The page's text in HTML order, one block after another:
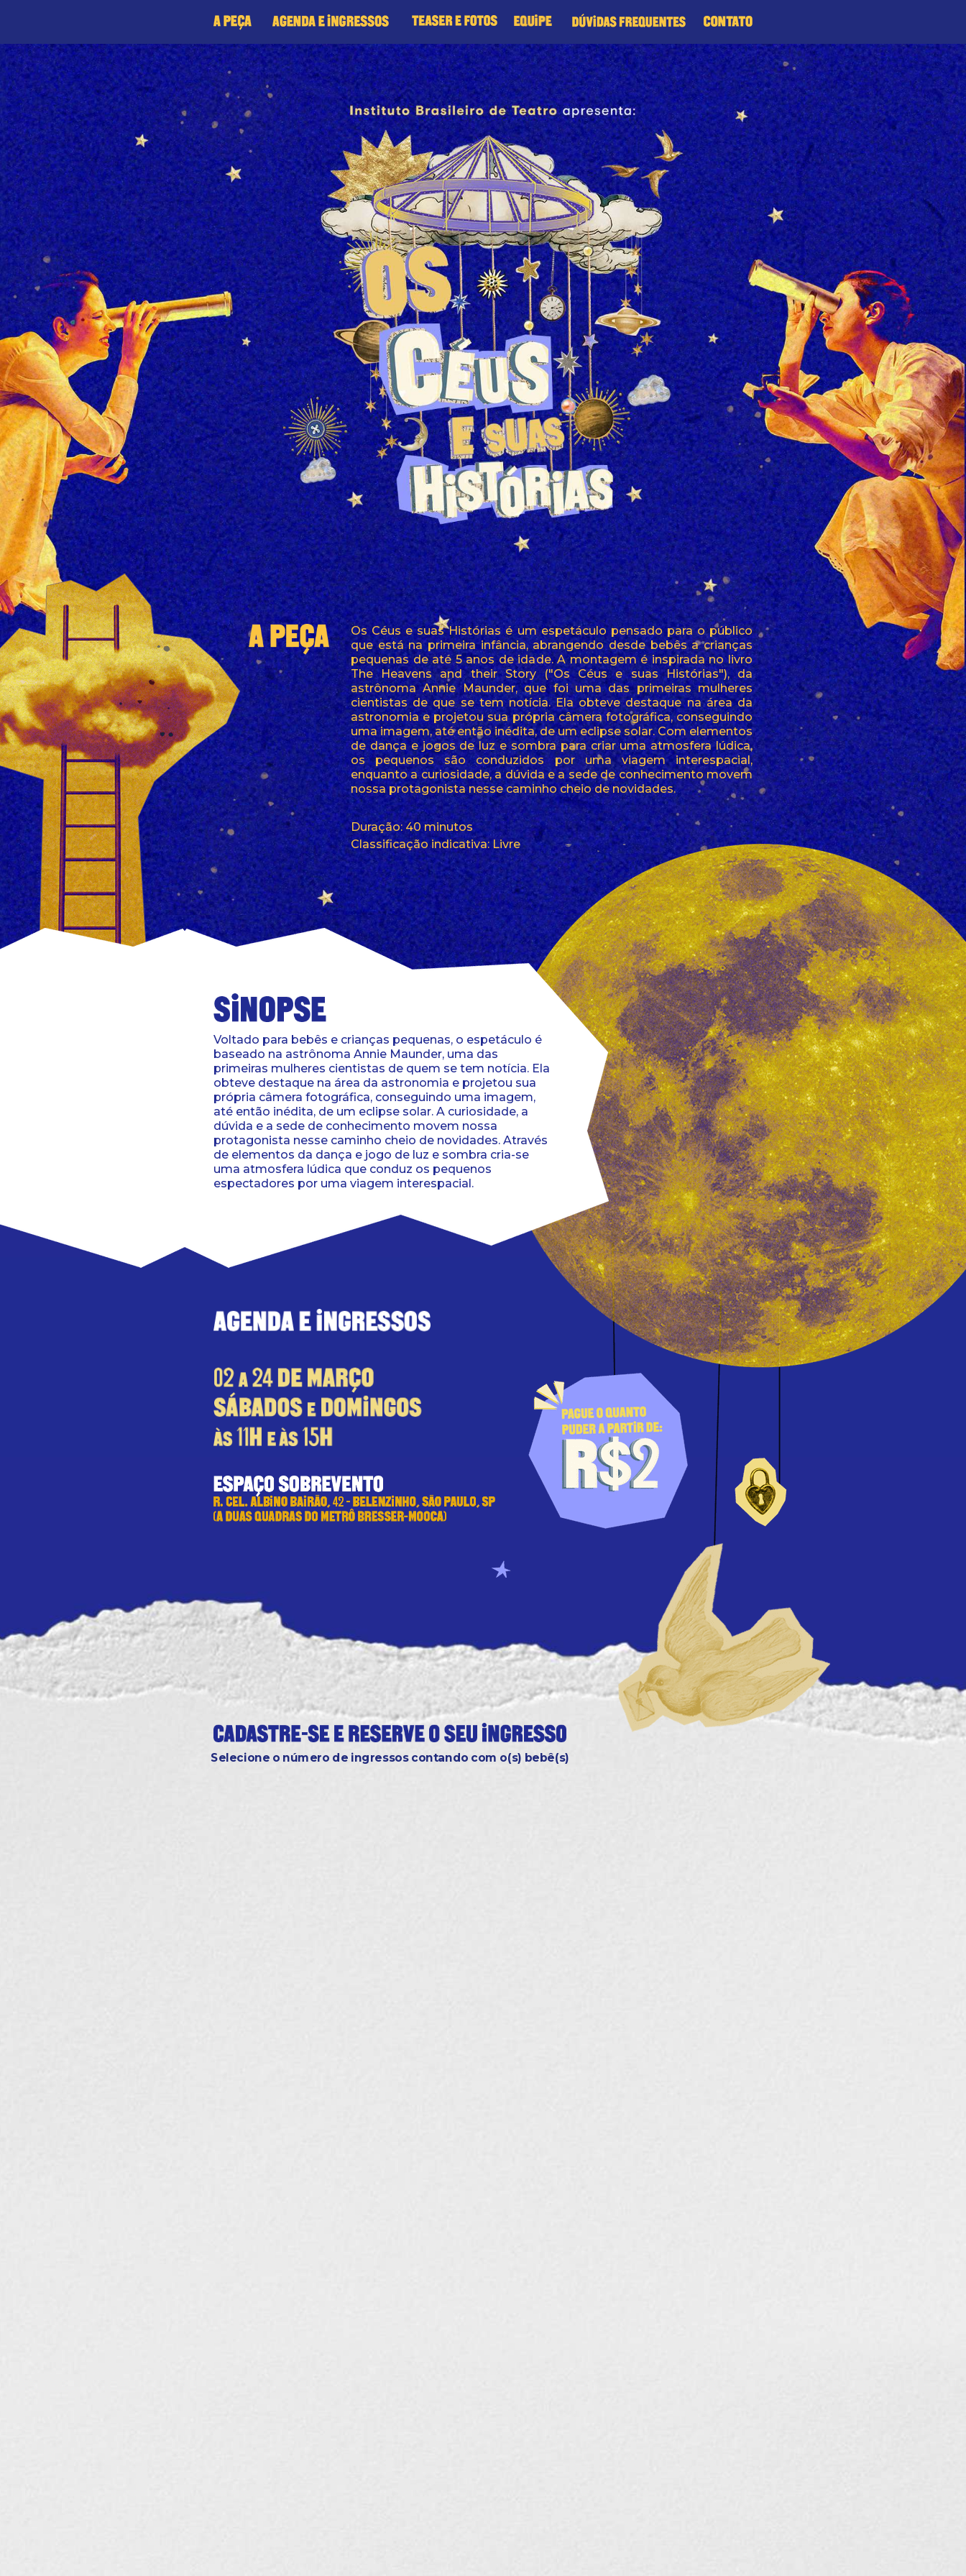
Os Céus e suas Histórias é um espetáculo pensado para o público
que está na primeira infância, abrangendo desde bebês a crianças
pequenas de até 5 anos de idade. A montagem é inspirada no livro
The Heavens and their Story ("Os Céus e suas Histórias"), da
astrônoma Annie Maunder, que foi uma das primeiras mulheres
cientistas de que se tem notícia. Ela obteve destaque na área da
astronomia e projetou sua própria câmera fotográfica, conseguindo
uma imagem, até então inédita, de um eclipse solar. Com elementos
de dança e jogos de luz e sombra para criar uma atmosfera lúdica,
os pequenos são conduzidos por uma viagem interespacial,
enquanto a curiosidade, a dúvida e a sede de conhecimento movem
nossa protagonista nesse caminho cheio de novidades.
Duração: 40 minutos
Classificação indicativa: Livre
Voltado para bebês e crianças pequenas, o espetáculo é
baseado na astrônoma Annie Maunder, uma das
primeiras mulheres cientistas de quem se tem notícia. Ela
obteve destaque na área da astronomia e projetou sua
própria câmera fotográfica, conseguindo uma imagem,
até então inédita, de um eclipse solar. A curiosidade, a
dúvida e a sede de conhecimento movem nossa
protagonista nesse caminho cheio de novidades. Através
de elementos da dança e jogo de luz e sombra cria-se
uma atmosfera lúdica que conduz os pequenos
espectadores por uma viagem interespacial.
Selecione o número de ingressos contando com o(s) bebê(s)